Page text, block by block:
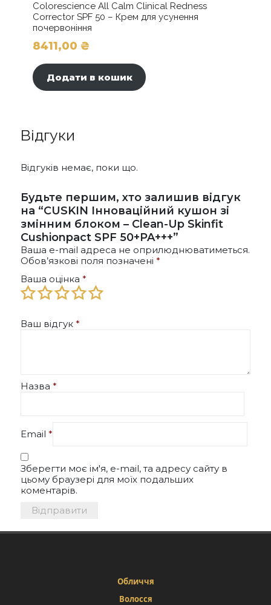
Colorescience All Calm Clinical Redness
Corrector SPF 50 – Крем для усунення
почервоніння
8411,00 ₴
Додати в кошик
Відгуки
Відгуків немає, поки що.
Будьте першим, хто залишив відгук
на “CUSKIN Інноваційний кушон зі
змінним блоком – Clean-Up Skinfit
Cushionpact SPF 50+PA+++”
Ваша e-mail адреса не оприлюднюватиметься.
Обов’язкові поля позначені *
Ваша оцінка *
Ваш відгук *
Назва *
Email *
Зберегти моє ім'я, e-mail, та адресу сайту в
цьому браузері для моїх подальших
коментарів.
Обличчя
Волосся